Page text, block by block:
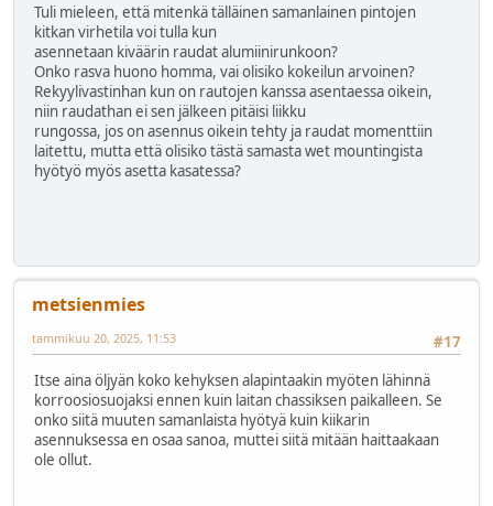
Tuli mieleen, että mitenkä tälläinen samanlainen pintojen
kitkan virhetila voi tulla kun
asennetaan kiväärin raudat alumiinirunkoon?
Onko rasva huono homma, vai olisiko kokeilun arvoinen?
Rekyylivastinhan kun on rautojen kanssa asentaessa oikein,
niin raudathan ei sen jälkeen pitäisi liikku
rungossa, jos on asennus oikein tehty ja raudat momenttiin
laitettu, mutta että olisiko tästä samasta wet mountingista
hyötyö myös asetta kasatessa?
metsienmies
#17
tammikuu 20, 2025, 11:53
Itse aina öljyän koko kehyksen alapintaakin myöten lähinnä
korroosiosuojaksi ennen kuin laitan chassiksen paikalleen. Se
onko siitä muuten samanlaista hyötyä kuin kiikarin
asennuksessa en osaa sanoa, muttei siitä mitään haittaakaan
ole ollut.